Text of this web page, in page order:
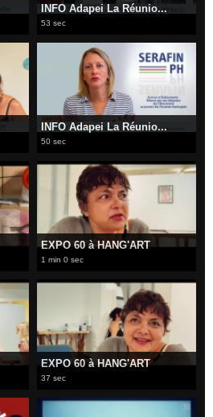
INFO Adapei La Réunio...
53 sec
INFO Adapei La Réunio...
50 sec
EXPO 60 à HANG'ART
1 min 0 sec
EXPO 60 à HANG'ART
37 sec